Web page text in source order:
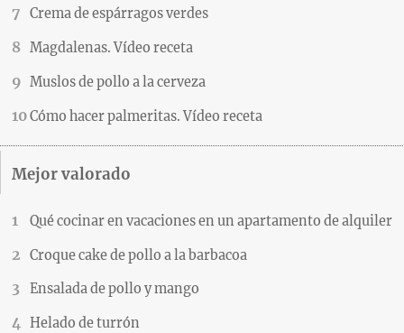
Crema de espárragos verdes
Magdalenas. Vídeo receta
Muslos de pollo a la cerveza
Cómo hacer palmeritas. Vídeo receta
Mejor valorado
Qué cocinar en vacaciones en un apartamento de alquiler
Croque cake de pollo a la barbacoa
Ensalada de pollo y mango
Helado de turrón